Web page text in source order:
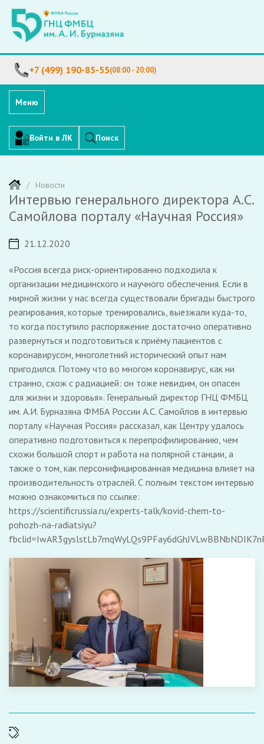
+7 (499) 190-85-55(08:00 - 20:00)
Меню
Войти в ЛК Поиск
Новости
Интервью генерального директора А.С.
Самойлова порталу «Научная Россия»
21.12.2020
«Россия всегда риск-ориентированно подходила к
организации медицинского и научного обеспечения. Если в
мирной жизни у нас всегда существовали бригады быстрого
реагирования, которые тренировались, выезжали куда-то,
то когда поступило распоряжение достаточно оперативно
развернуться и подготовиться к приёму пациентов с
коронавирусом, многолетний исторический опыт нам
пригодился. Потому что во многом коронавирус, как ни
странно, схож с радиацией: он тоже невидим, он опасен
для жизни и здоровья». Генеральный директор ГНЦ ФМБЦ
им. А.И. Бурназяна ФМБА России А.С. Самойлов в интервью
порталу «Научная Россия» рассказал, как Центру удалось
оперативно подготовиться к перепрофилированию, чем
схожи большой спорт и работа на полярной станции, а
также о том, как персонифицированная медицина влияет на
производительность отраслей. С полным текстом интервью
можно ознакомиться по ссылке:
https://scientificrussia.ru/experts-talk/kovid-chem-to-
pohozh-na-radiatsiyu?